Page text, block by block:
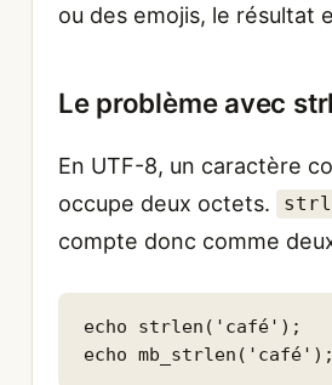
ou des emojis, le résultat
Le problème avec
En UTF-8, un caractère
occupe deux octets.
compte donc comme
echo strlen('café');
echo